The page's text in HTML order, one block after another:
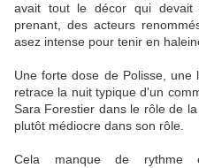
avait tout le décor qui
prenant, des acteurs
asez intense pour tenir en
Une forte dose de Polisse,
retrace la nuit typique d'un
Sara Forestier dans le rôle de
plutôt médiocre dans son rôle.
Cela manque de rythme